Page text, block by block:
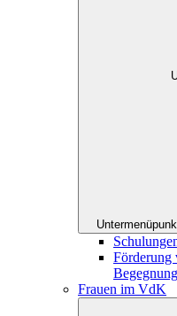
Förderung
Frauen im VdK